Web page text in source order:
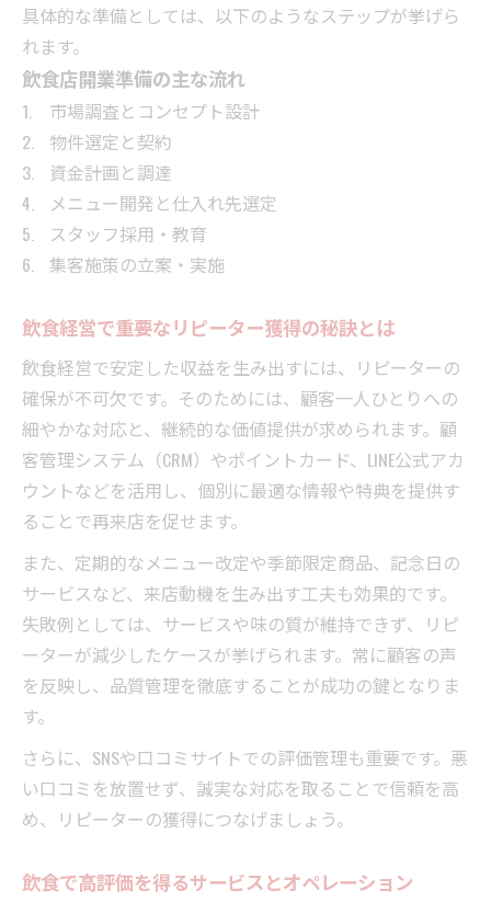
飲食マーケティング本から得られる実践知
飲食店の集客アイデアとデジタル施策の連
携
飲食業界の最新マーケティングトレンド分
析
飲食店マーケティング企業の注目施策を紹
介
飲食業界で再現性高い成功例の特徴を整理
飲食で利益を生み出す経営の勝ちパターン
飲食店の収益改善を実現した具体的な施策
例
飲食業界の優良企業に学ぶ持続的成長要因
飲食を取り巻く環境変化への柔軟な対応策
具体的な準備としては、以下のようなステップが挙げら
れます。
飲食店開業準備の主な流れ
市場調査とコンセプト設計
物件選定と契約
資金計画と調達
メニュー開発と仕入れ先選定
スタッフ採用・教育
集客施策の立案・実施
飲食経営で重要なリピーター獲得の秘訣とは
飲食経営で安定した収益を生み出すには、リピーターの
確保が不可欠です。そのためには、顧客一人ひとりへの
細やかな対応と、継続的な価値提供が求められます。顧
客管理システム（CRM）やポイントカード、LINE公式アカ
ウントなどを活用し、個別に最適な情報や特典を提供す
ることで再来店を促せます。
また、定期的なメニュー改定や季節限定商品、記念日の
サービスなど、来店動機を生み出す工夫も効果的です。
失敗例としては、サービスや味の質が維持できず、リピ
ーターが減少したケースが挙げられます。常に顧客の声
を反映し、品質管理を徹底することが成功の鍵となりま
す。
さらに、SNSや口コミサイトでの評価管理も重要です。悪
い口コミを放置せず、誠実な対応を取ることで信頼を高
め、リピーターの獲得につなげましょう。
飲食で高評価を得るサービスとオペレーション